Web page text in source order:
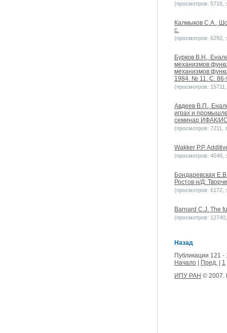
(просмотров: 5716,
Калмыков С.А.,
с.
(просмотров: 6292,
Бурков В.Н.,
механизмов
механизмов
1984. № 11. С. 86-
(просмотров:
Авдеев В.П.,
играх и
семинар ИФАК/
(просмотров: 7211,
Wakker P.P.
(просмотров: 4548,
Бондаревская
Ростов н/Д:
(просмотров: 6172,
Barnard C.J. The
(просмотров:
Назад
Публикации 121 -
Начало
Пред.
1
ИПУ РАН © 2007.